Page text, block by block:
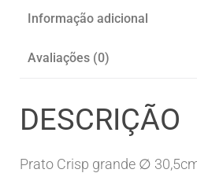
Informação adicional
Avaliações (0)
DESCRIÇÃO
Prato Crisp grande ∅